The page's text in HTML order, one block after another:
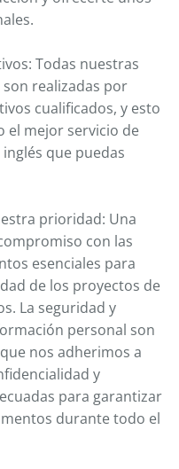
Todas nuestras
realizadas por
cualificados, y esto
el mejor servicio de
que puedas
prioridad: Una
con las
esenciales para
de los proyectos de
La seguridad y
personal son
nos adherimos a
y
para garantizar
durante todo el